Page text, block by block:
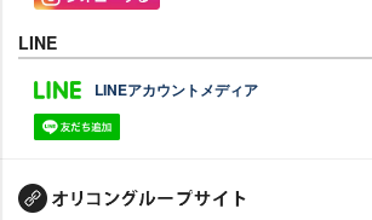
LINE
LINEアカウントメディア